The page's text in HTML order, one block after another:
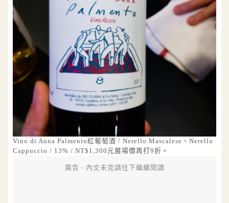
Vino di Anna Palmento紅葡萄酒 / Nerello Mascalese、Nerello
Cappuccio / 13% / NT$1,300元展場價再打9折。
廣告 - 內文未完請往下繼續閱讀